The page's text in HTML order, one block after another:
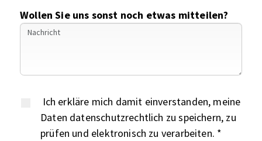
Wollen Sie uns sonst noch etwas mitteilen?
Ich erkläre mich damit einverstanden, meine
Daten datenschutzrechtlich zu speichern, zu
prüfen und elektronisch zu verarbeiten. *